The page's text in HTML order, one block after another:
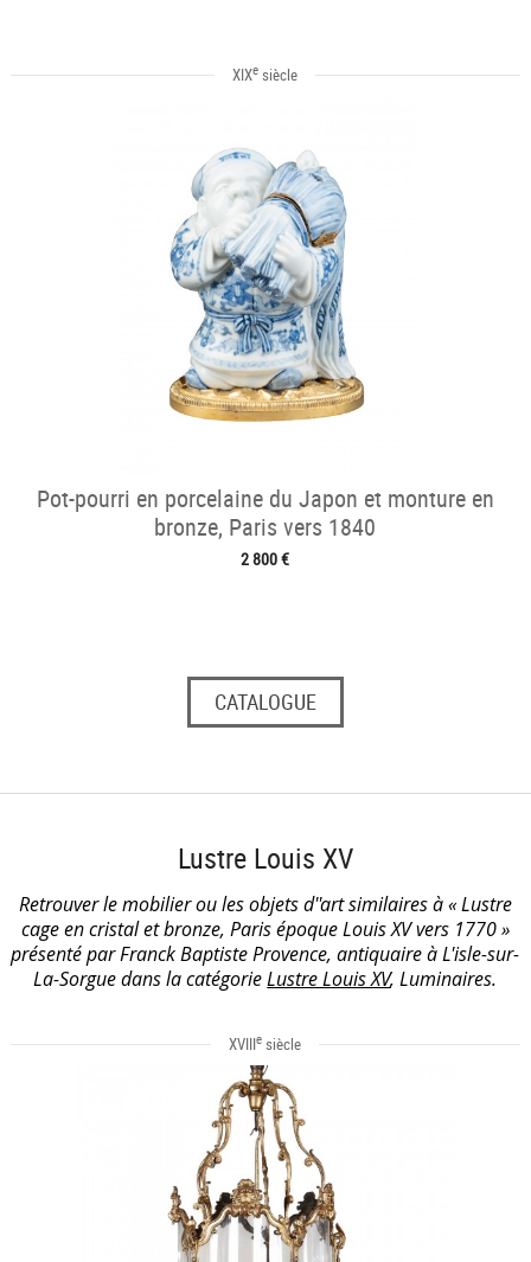
XIXe siècle
Pot-pourri en porcelaine du Japon et monture en
bronze, Paris vers 1840
2 800 €
CATALOGUE
Lustre Louis XV
Retrouver le mobilier ou les objets d''art similaires à « Lustre
cage en cristal et bronze, Paris époque Louis XV vers 1770 »
présenté par Franck Baptiste Provence, antiquaire à L'isle-sur-
La-Sorgue dans la catégorieLustre Louis XV, Luminaires.
XVIIIe siècle